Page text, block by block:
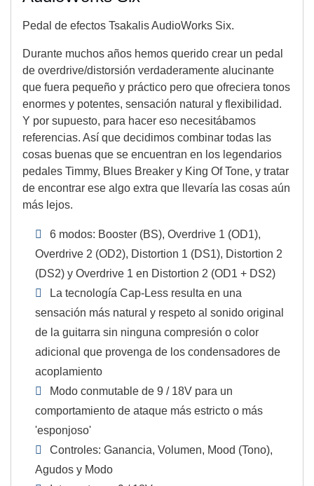
Pedal de efectos Tsakalis AudioWorks Six.
Durante muchos años hemos querido crear un pedal
de overdrive/distorsión verdaderamente alucinante
que fuera pequeño y práctico pero que ofreciera tonos
enormes y potentes, sensación natural y flexibilidad.
Y por supuesto, para hacer eso necesitábamos
referencias. Así que decidimos combinar todas las
cosas buenas que se encuentran en los legendarios
pedales Timmy, Blues Breaker y King Of Tone, y tratar
de encontrar ese algo extra que llevaría las cosas aún
más lejos.
6 modos: Booster (BS), Overdrive 1 (OD1),
Overdrive 2 (OD2), Distortion 1 (DS1), Distortion 2
(DS2) y Overdrive 1 en Distortion 2 (OD1 + DS2)
La tecnología Cap-Less resulta en una
sensación más natural y respeto al sonido original
de la guitarra sin ninguna compresión o color
adicional que provenga de los condensadores de
acoplamiento
Modo conmutable de 9 / 18V para un
comportamiento de ataque más estricto o más
'esponjoso'
Controles: Ganancia, Volumen, Mood (Tono),
Agudos y Modo